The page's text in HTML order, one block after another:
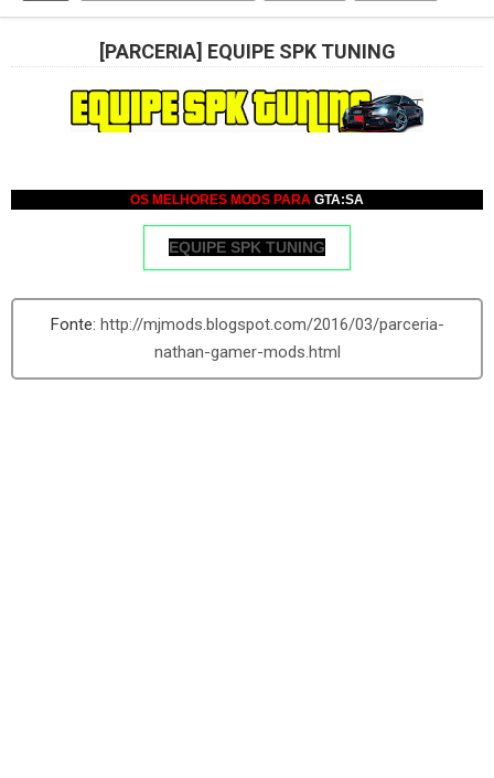
[PARCERIA] EQUIPE SPK TUNING
OS MELHORES MODS PARA GTA:SA
EQUIPE SPK TUNING
http://mjmods.blogspot.com/2016/03/parceria-
nathan-gamer-mods.html